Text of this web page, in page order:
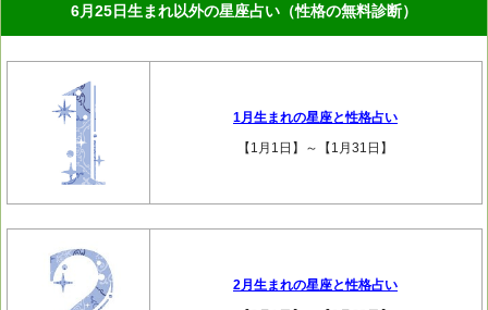
6月25日生まれ以外の星座占い（性格の無料診断）
1月生まれの星座と性格占い
【1月1日】～【1月31日】
2月生まれの星座と性格占い